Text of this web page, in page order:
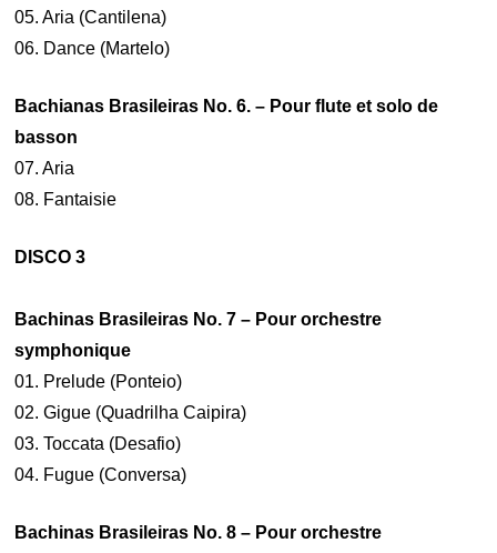
05. Aria (Cantilena)
06. Dance (Martelo)
Bachianas Brasileiras No. 6. – Pour flute et solo de
basson
07. Aria
08. Fantaisie
DISCO 3
Bachinas Brasileiras No. 7 – Pour orchestre
symphonique
01. Prelude (Ponteio)
02. Gigue (Quadrilha Caipira)
03. Toccata (Desafio)
04. Fugue (Conversa)
Bachinas Brasileiras No. 8 – Pour orchestre